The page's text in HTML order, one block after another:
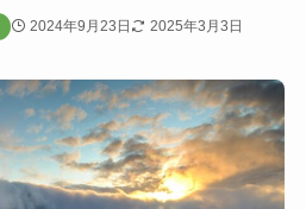
2024年9月23日 2025年3月3日